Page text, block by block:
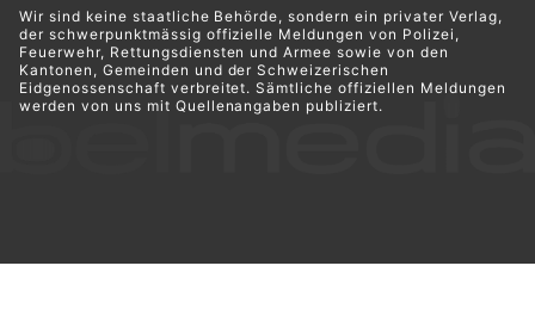
Wir sind keine staatliche Behörde, sondern ein privater Verlag,
der schwerpunktmässig offizielle Meldungen von Polizei,
Feuerwehr, Rettungsdiensten und Armee sowie von den
Kantonen, Gemeinden und der Schweizerischen
Eidgenossenschaft verbreitet. Sämtliche offiziellen Meldungen
werden von uns mit Quellenangaben publiziert.